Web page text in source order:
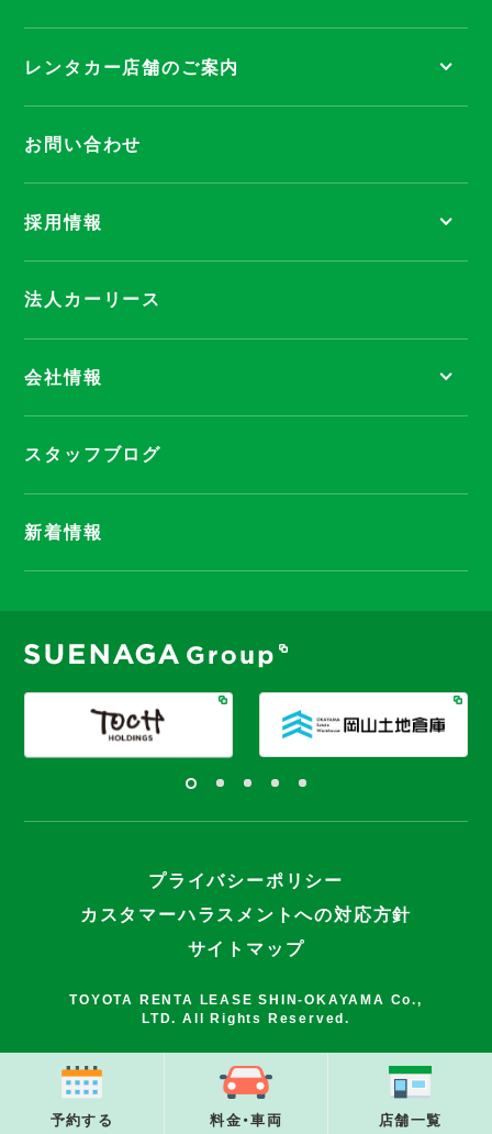
予約する 料金・車両 店舗一覧
レンタカー店舗のご案内
お問い合わせ
採用情報
法人カーリース
会社情報
スタッフブログ
新着情報
プライバシーポリシー
カスタマーハラスメントへの対応方針
サイトマップ
TOYOTA RENTA LEASE SHIN-OKAYAMA Co.,
LTD. All Rights Reserved.